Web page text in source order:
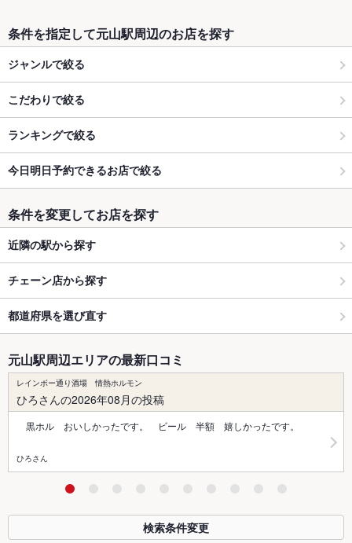
条件を指定して元山駅周辺のお店を探す
ジャンルで絞る
こだわりで絞る
ランキングで絞る
今日明日予約できるお店で絞る
条件を変更してお店を探す
近隣の駅から探す
チェーン店から探す
都道府県を選び直す
元山駅周辺エリアの最新口コミ
レインボー通り酒場 情熱ホルモン
ひろさんの2026年08月の投稿
黒ホル おいしかったです。 ビール 半額 嬉しかったです。
ひろさん
検索条件変更